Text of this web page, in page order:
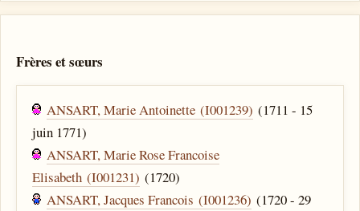
Frères et sœurs
ANSART, Marie Antoinette (I001239) (1711 - 15
juin 1771)
ANSART, Marie Rose Francoise
Elisabeth (I001231) (1720)
ANSART, Jacques Francois (I001236) (1720 - 29